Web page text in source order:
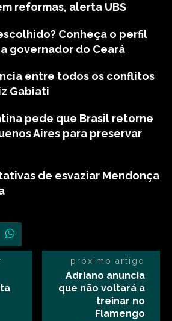
reformas, alerta UBS
Conheça o perfil
governador do Ceará
entre todos os conflitos
Gabiati
pede que Brasil retorne
Aires para preservar
de esvaziar Mendonça
próximo artigo
Adriano anuncia
que não voltará a
treinar no
Flamengo